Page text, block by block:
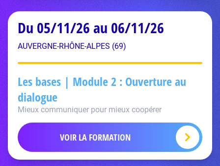
Du 05/11/26 au 06/11/26
AUVERGNE-RHÔNE-ALPES (69)
Les bases | Module 2 : Ouverture au
dialogue
Mieux communiquer pour mieux coopérer
VOIR LA FORMATION